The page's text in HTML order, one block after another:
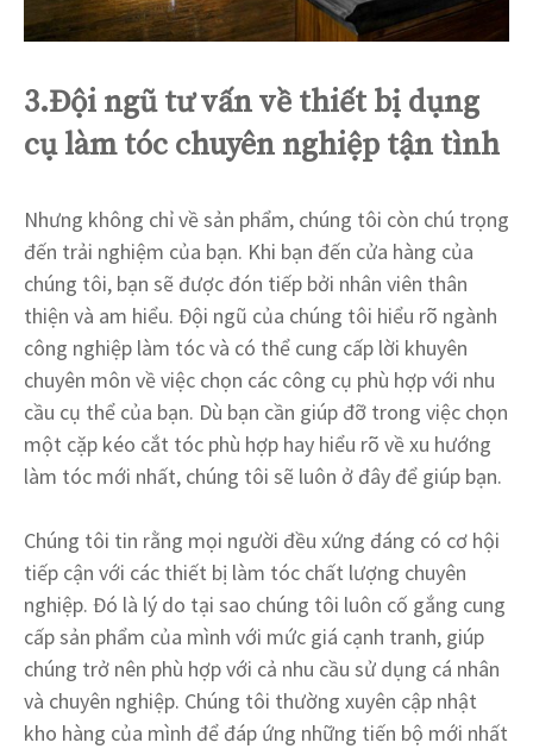
3.Đội ngũ tư vấn về thiết bị dụng
cụ làm tóc chuyên nghiệp tận tình
Nhưng không chỉ về sản phẩm, chúng tôi còn chú trọng
đến trải nghiệm của bạn. Khi bạn đến cửa hàng của
chúng tôi, bạn sẽ được đón tiếp bởi nhân viên thân
thiện và am hiểu. Đội ngũ của chúng tôi hiểu rõ ngành
công nghiệp làm tóc và có thể cung cấp lời khuyên
chuyên môn về việc chọn các công cụ phù hợp với nhu
cầu cụ thể của bạn. Dù bạn cần giúp đỡ trong việc chọn
một cặp kéo cắt tóc phù hợp hay hiểu rõ về xu hướng
làm tóc mới nhất, chúng tôi sẽ luôn ở đây để giúp bạn.
Chúng tôi tin rằng mọi người đều xứng đáng có cơ hội
tiếp cận với các thiết bị làm tóc chất lượng chuyên
nghiệp. Đó là lý do tại sao chúng tôi luôn cố gắng cung
cấp sản phẩm của mình với mức giá cạnh tranh, giúp
chúng trở nên phù hợp với cả nhu cầu sử dụng cá nhân
và chuyên nghiệp. Chúng tôi thường xuyên cập nhật
kho hàng của mình để đáp ứng những tiến bộ mới nhất